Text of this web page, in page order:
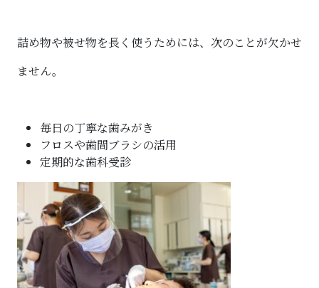
詰め物や被せ物を長く使うためには、次のことが欠かせ
ません。
毎日の丁寧な歯みがき
フロスや歯間ブラシの活用
定期的な歯科受診